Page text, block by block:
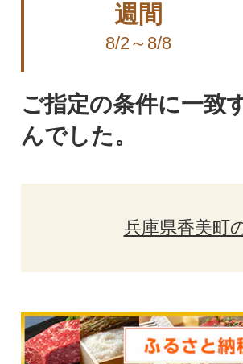
週間
8/2～8/8
ご指定の条件に一致
んでした。
兵庫県香美町